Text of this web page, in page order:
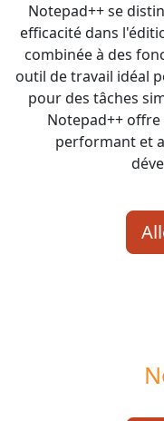
Notepad++ se
efficacité dans
combinée à des
outil de travail idéal
pour des tâches
Notepad++
performant et